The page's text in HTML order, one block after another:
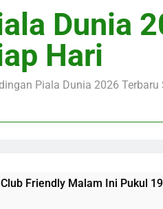
Club Friendly Malam Ini Pukul
vs Getafe Club Friendly Dini
Eropa UEFA Malam Ini Pukul
Dunia
Hari
Piala Dunia 2026 Terbaru
Ini Pukul 19.00 WIB